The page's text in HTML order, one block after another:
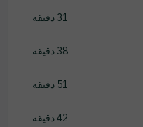
31 دقیقه
38 دقیقه
51 دقیقه
42 دقیقه